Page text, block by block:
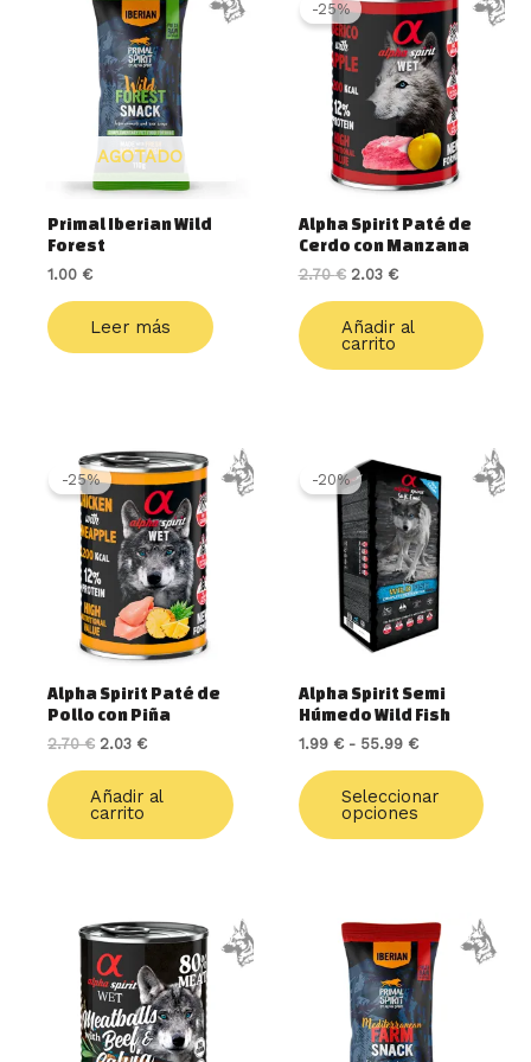
AGOTADO
Primal Iberian Wild
Forest
1.00 €
Leer más
-25%
Alpha Spirit Paté de
Cerdo con Manzana
2.70€
original
era:
2.70 €.
2.03 €
actual
es:
2.03 €.
Añadir al
carrito
-25%
Alpha Spirit Paté de
Pollo con Piña
2.70€
El
precio
original
era:
2.70 €.
2.03 €
El
precio
actual
es:
2.03 €.
Añadir al
carrito
-20%
Alpha Spirit Semi
Húmedo Wild Fish
1.99 € - 55.99 €
de
precios:
desde
1.99 €
hasta
55.99 €
Seleccionar
opciones
Este
tiene